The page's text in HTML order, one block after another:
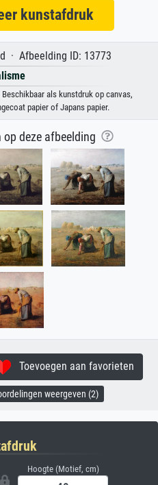
kunstafdruk
· Afbeelding ID: 13773
als kunstdruk op canvas,
papier of Japans papier.
op deze afbeelding
Toevoegen aan favorieten
weergeven (2)
Hoogte (Motief, cm)